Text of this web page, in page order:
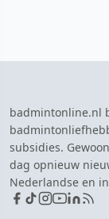
badmintonline.nl
subsidies.
dag opnieuw
Nederlandse en